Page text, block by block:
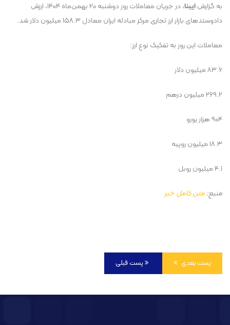
به گزارشایبنا
، در جریان معاملات روز دوشنبه ۲۰ بهمن‌ماه ۱۴۰۴، ارزش
دادوستد‌های بازار ارز تجاری مرکز مبادله ایران معادل ۱۵۸.۳ میلیون دلار شد.
‌معاملات این روز به تفکیک نوع ارز:
۸۳.۶ میلیون دلار
۲۶۹.۲ میلیون درهم
۹۰۴ هزار یورو
۱۸.۳ میلیون روپیه
۴.۱ میلیون روبل
منبع:متن کامل خبر
پست قبلی پست بعدی